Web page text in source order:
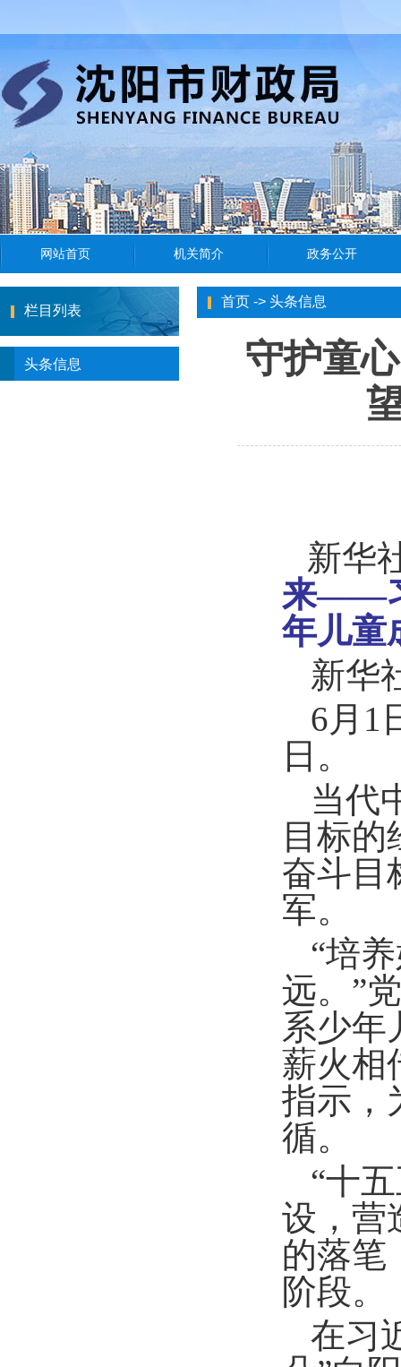
栏目列表
头条信息
首页 -> 头条信息
守护童
新华
来——
年儿童
新华
6月1
日。
当代
目标
奋斗目
军。
“培
远。”
系少年
薪火相
指示，
循。
“十
设，营
的落笔
阶段。
在习